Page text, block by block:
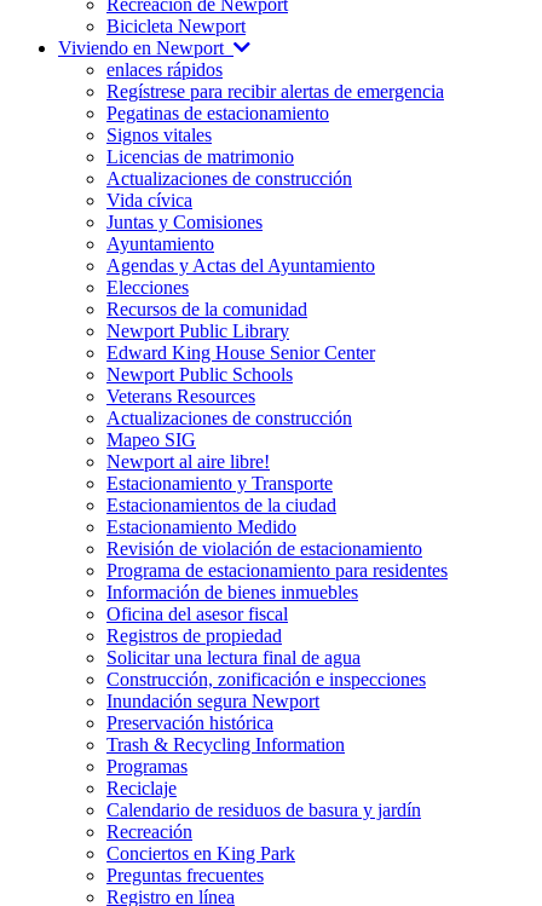
Bicicleta Newport
Viviendo en Newport
enlaces rápidos
Regístrese para recibir alertas de emergencia
Pegatinas de estacionamiento
Signos vitales
Licencias de matrimonio
Actualizaciones de construcción
Vida cívica
Juntas y Comisiones
Ayuntamiento
Agendas y Actas del Ayuntamiento
Elecciones
Recursos de la comunidad
Newport Public Library
Edward King House Senior Center
Newport Public Schools
Veterans Resources
Actualizaciones de construcción
Mapeo SIG
Newport al aire libre!
Estacionamiento y Transporte
Estacionamientos de la ciudad
Estacionamiento Medido
Revisión de violación de estacionamiento
Programa de estacionamiento para residentes
Información de bienes inmuebles
Oficina del asesor fiscal
Registros de propiedad
Solicitar una lectura final de agua
Construcción, zonificación e inspecciones
Inundación segura Newport
Preservación histórica
Trash & Recycling Information
Programas
Reciclaje
Calendario de residuos de basura y jardín
Recreación
Conciertos en King Park
Preguntas frecuentes
Registro en línea